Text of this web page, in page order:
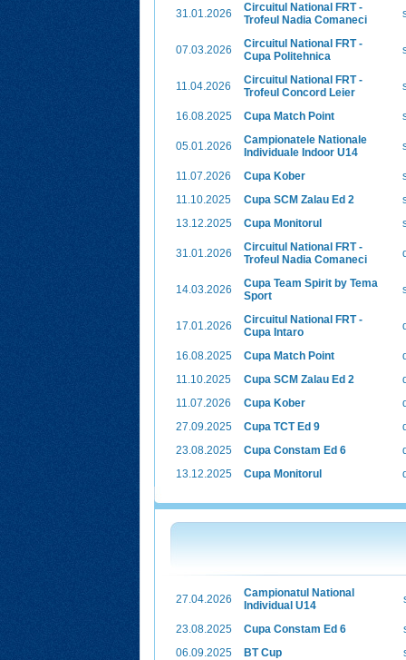
31.01.2026
Circuitul National FRT -
Trofeul Nadia Comaneci
07.03.2026
Circuitul National FRT -
Cupa Politehnica
11.04.2026
Circuitul National FRT -
Trofeul Concord Leier
16.08.2025 Cupa Match Point
05.01.2026
Campionatele Nationale
Individuale Indoor U14
11.07.2026 Cupa Kober
11.10.2025
Cupa SCM Zalau Ed 2
13.12.2025
Cupa Monitorul
31.01.2026
Circuitul National FRT -
Trofeul Nadia Comaneci
14.03.2026
Cupa Team Spirit by Tema
Sport
17.01.2026
Circuitul National FRT -
Cupa Intaro
16.08.2025 Cupa Match Point
11.10.2025
Cupa SCM Zalau Ed 2
11.07.2026
Cupa Kober
27.09.2025
Cupa TCT Ed 9
23.08.2025
Cupa Constam Ed 6
13.12.2025
Cupa Monitorul
27.04.2026
Campionatul National
Individual U14
23.08.2025 Cupa Constam Ed 6
06.09.2025
BT Cup